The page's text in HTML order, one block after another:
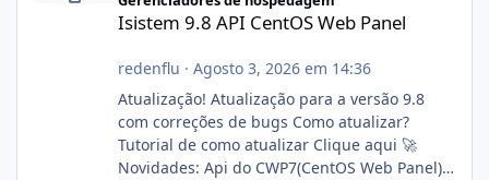
Isistem 9.8 API CentOS Web Panel
redenflu · Agosto 3, 2026 em 14:36
Atualização! Atualização para a versão 9.8
com correções de bugs Como atualizar?
Tutorial de como atualizar Clique aqui 🚀
Novidades: Api do CWP7(CentOS Web Panel)